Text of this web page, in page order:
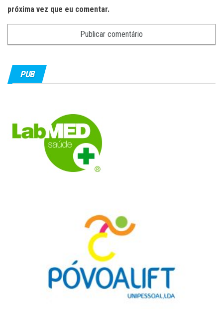
próxima vez que eu comentar.
PUB